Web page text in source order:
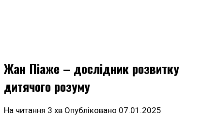
Жан Піаже – дослідник розвитку
дитячого розуму
На читання 3 хв Опубліковано 07.01.2025